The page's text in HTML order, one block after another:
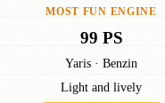
MOST FUN ENGINE
99 PS
Yaris · Benzin
Light and lively